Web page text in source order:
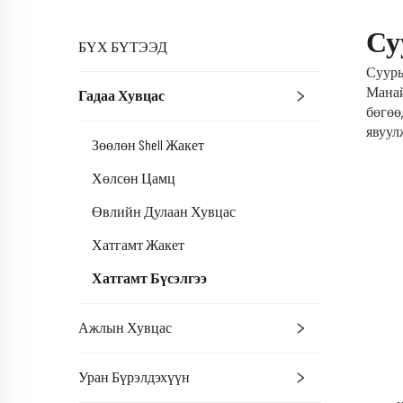
БҮХ БҮТЭЭД
Гадаа Хувцас
Зөөлөн Shell Жакет
Хөлсөн Цамц
Өвлийн Дулаан Хувцас
Хатгамт Жакет
Хатгамт Бүсэлгээ
Ажлын Хувцас
Уран Бүрэлдэхүүн